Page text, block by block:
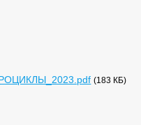
(183 КБ)